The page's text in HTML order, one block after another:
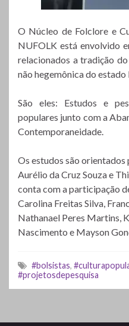
O Núcleo de Folclore e
NUFOLK está envolvido
relacionados a tradição
não hegemônica do estado
São eles: Estudos e
populares junto com a
Contemporaneidade.
Os estudos são
Aurélio da Cruz Souza e
conta com a participação
Carolina Freitas Silva,
Nathanael Peres Martins,
Nascimento e Mayson
#bolsistas,
#projetosdepesquisa